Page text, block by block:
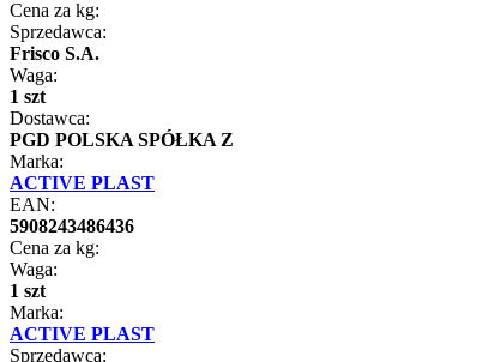
Cena za kg:
Sprzedawca:
Frisco S.A.
Waga:
1 szt
Dostawca:
PGD POLSKA SPÓŁKA Z
Marka:
ACTIVE PLAST
EAN:
5908243486436
Cena za kg:
Waga:
1 szt
Marka:
ACTIVE PLAST
Sprzedawca: